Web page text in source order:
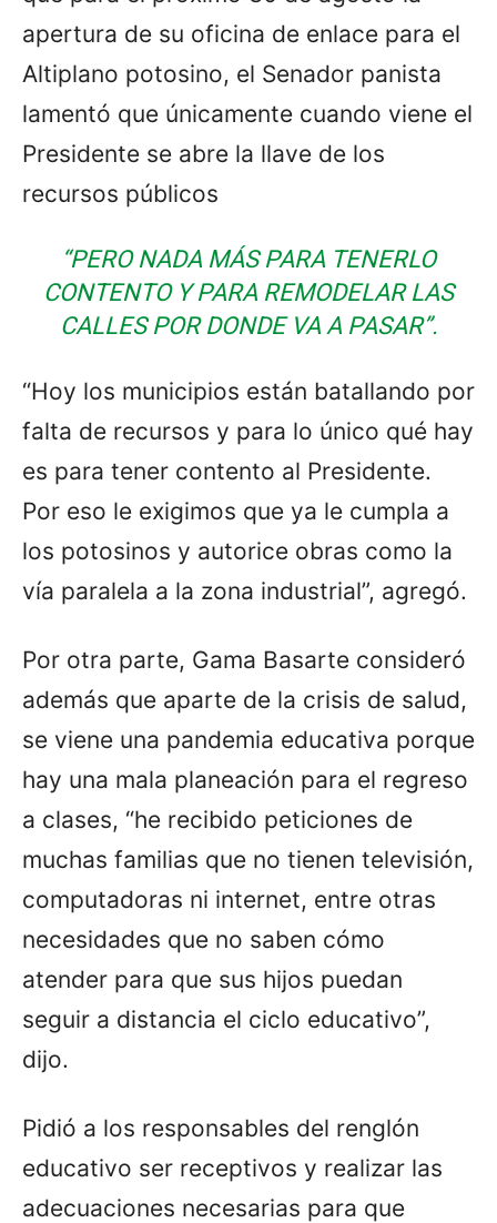
apertura de su oficina de enlace para el
Altiplano potosino, el Senador panista
lamentó que únicamente cuando viene el
Presidente se abre la llave de los
recursos públicos
“PERO NADA MÁS PARA TENERLO
CONTENTO Y PARA REMODELAR LAS
CALLES POR DONDE VA A PASAR”.
“Hoy los municipios están batallando por
falta de recursos y para lo único qué hay
es para tener contento al Presidente.
Por eso le exigimos que ya le cumpla a
los potosinos y autorice obras como la
vía paralela a la zona industrial”, agregó.
Por otra parte, Gama Basarte consideró
además que aparte de la crisis de salud,
se viene una pandemia educativa porque
hay una mala planeación para el regreso
a clases, “he recibido peticiones de
muchas familias que no tienen televisión,
computadoras ni internet, entre otras
necesidades que no saben cómo
atender para que sus hijos puedan
seguir a distancia el ciclo educativo”,
dijo.
Pidió a los responsables del renglón
educativo ser receptivos y realizar las
adecuaciones necesarias para que